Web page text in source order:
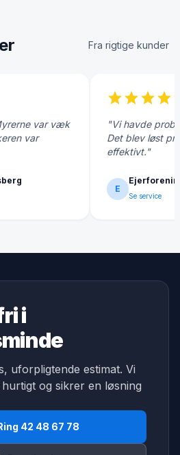
Fra rigtige kunder
var væk
var
starstarstarstar
"Vi havde
Det blev løst
effektivt."
E
Se service
i
uforpligtende estimat. Vi
og sikrer en løsning
42 48 67 78